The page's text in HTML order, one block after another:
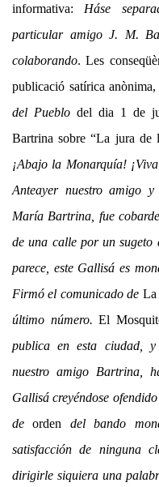
informativa: Háse
particular amigo J. M.
colaborando. Les
publicació satírica
del Pueblodel dia 1 de
Bartrina sobre “La jura de
¡Abajo la Monarquía!
Anteayer nuestro amigo
María Bartrina, fue
de una calle por un sugeto
parece, este Gallisá es
Firmó el comunicado de
último número. El
publica en esta ciudad,
nuestro amigo Bartrina,
Gallisá creyéndose
de orden del bando
satisfacción de ninguna
dirigirle siquiera una